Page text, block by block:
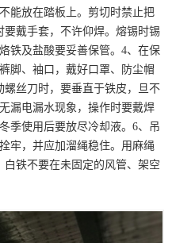
能放在踏板上。剪切时禁止把
戴手套，不许仰焊。熔锡时锡
铁及盐酸要妥善保管。4、在保
脚、袖口，戴好口罩、防尘帽
丝刀时，要垂直于铁皮，旦不
漏电漏水现象，操作时要戴焊
季使用后要放尽冷却液。6、吊
牢，并应加溜绳稳住。用麻绳
铁不要在未固定的风管、架空